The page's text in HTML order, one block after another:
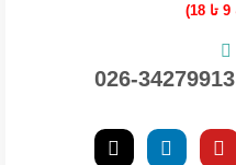
026-34279913